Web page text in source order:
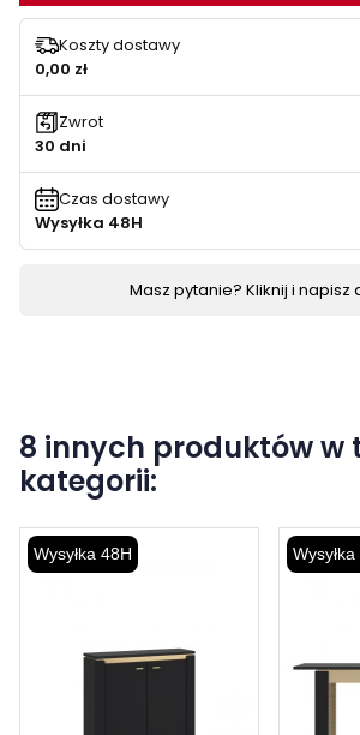
Koszty dostawy
0,00 zł
Zwrot
30 dni
Czas dostawy
Wysyłka 48H
Masz pytanie? Kliknij i napisz
8 innych produktów w
kategorii:
Wysyłka 48H